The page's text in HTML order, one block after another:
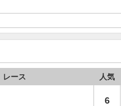
レース 人気
6